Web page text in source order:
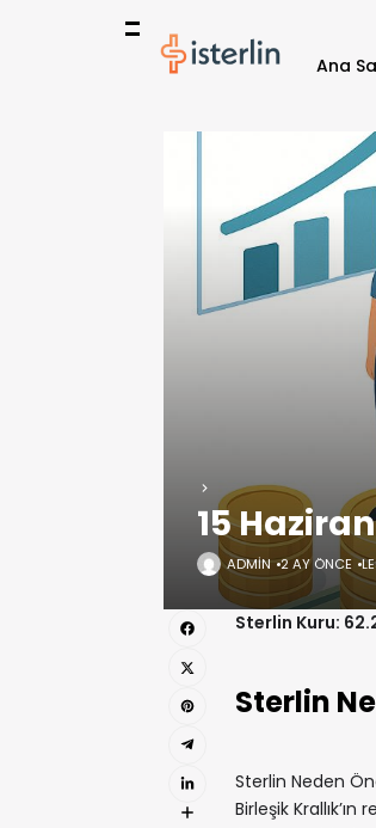
Ana
15
ADMIN 2 AY ÖNCE
Sterlin Kuru:
Sterlin
Sterlin Neden
Birleşik